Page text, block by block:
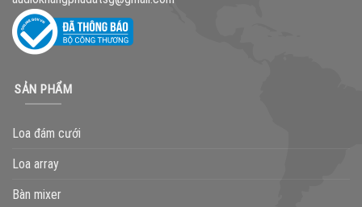
SẢN PHẨM
Loa đám cưới
Loa array
Bàn mixer